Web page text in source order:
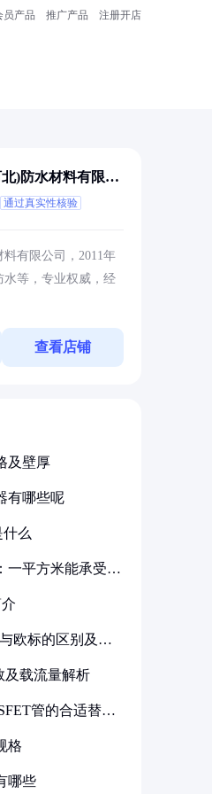
员产品 推广产品 注册开店
)防水材料有限公
通过真实性核验
有限公司，2011年
水等，专业权威，经
查看店铺
及壁厚
有哪些呢
什么
一平方米能承受多
欧标的区别及其
及载流量解析
管的合适替代
格
哪些